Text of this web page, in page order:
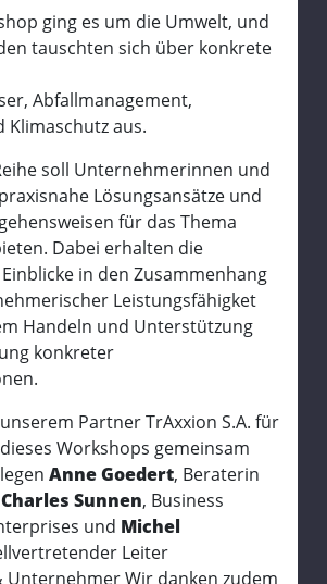
ging es um die Umwelt, und
tauschten sich über konkrete
Abfallmanagement,
aus.
soll Unternehmerinnen und
Lösungsansätze und
für das Thema
Dabei erhalten die
in den Zusammenhang
Leistungsfähigket
Handeln und Unterstützung
konkreter
Partner TrAxxion S.A. für
Workshops gemeinsam
Anne Goedert, Beraterin
Charles Sunnen, Business
und Michel
Leiter
Wir danken zudem